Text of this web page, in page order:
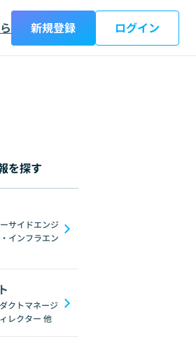
新規登録 ログイン
県 石川県
コミュニケーションデザイン
を探す
サイドエンジ
インフラエン
クトマネージ
レクター 他